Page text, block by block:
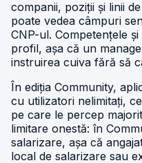
companii, poziții și linii
poate vedea câmpuri
CNP-ul. Competențele
profil, așa că un
instruirea cuiva fără să
În ediția Community,
cu utilizatori nelimitați,
pe care le percep
limitare onestă: în
salarizare, așa că
local de salarizare sau